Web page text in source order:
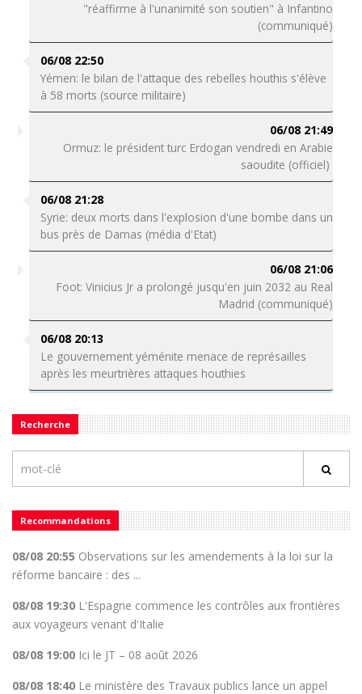
"réaffirme à l'unanimité son soutien" à Infantino
(communiqué)
06/08 22:50
Yémen: le bilan de l'attaque des rebelles houthis s'élève
à 58 morts (source militaire)
06/08 21:49
Ormuz: le président turc Erdogan vendredi en Arabie
saoudite (officiel)
06/08 21:28
Syrie: deux morts dans l'explosion d'une bombe dans un
bus près de Damas (média d'Etat)
06/08 21:06
Foot: Vinicius Jr a prolongé jusqu'en juin 2032 au Real
Madrid (communiqué)
06/08 20:13
Le gouvernement yéménite menace de représailles
après les meurtrières attaques houthies
Recherche
Recommandations
08/08 20:55 Observations sur les amendements à la loi sur la
réforme bancaire : des ...
08/08 19:30 L'Espagne commence les contrôles aux frontières
aux voyageurs venant d'Italie
08/08 19:00 Ici le JT – 08 août 2026
08/08 18:40 Le ministère des Travaux publics lance un appel